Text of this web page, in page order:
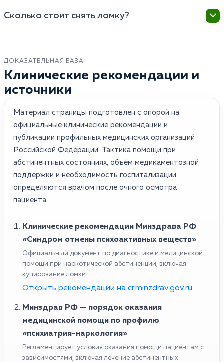
не повлияет на водительские права или
капельницу и дать снотворное для облегчения
Сколько стоит снять ломку?
капельница на дому стоит дешевле, чем процедура
УБОД или многодневное пребывание в VIP-
стационаре), но точную стоимость врач сможет
назвать только после осмотра пациента.
ДОКАЗАТЕЛЬНАЯ БАЗА
Клинические рекомендации и
источники
Материал страницы подготовлен с опорой на
официальные клинические рекомендации и
публикации профильных медицинских организаций
Российской Федерации. Тактика помощи при
абстинентных состояниях, объём медикаментозной
поддержки и необходимость госпитализации
определяются врачом после очного осмотра
пациента.
Клинические рекомендации Минздрава РФ
«Синдром отмены психоактивных веществ»
Официальный документ по диагностике и медицинской
помощи при наркотической абстиненции, включая
купирование ломки.
Открыть рекомендации на cr.minzdrav.gov.ru
Минздрав РФ — порядок оказания
медицинской помощи по профилю
«психиатрия-наркология»
Регламентирует условия оказания помощи пациентам с
зависимостями, включая лечение абстинентных